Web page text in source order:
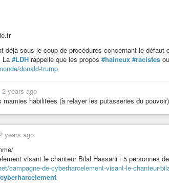
déjà sous le coup de procédures concernant le
La #LDH rappelle que les propos #haineux #racistes
donald-trump
2 years ago
mamies habilitées (à relayer les putasseries du pouvoir)
years ago
visant le chanteur Bilal Hassani : 5 personnes
campagne-de-cyberharcelement-visant-le-chanteur-